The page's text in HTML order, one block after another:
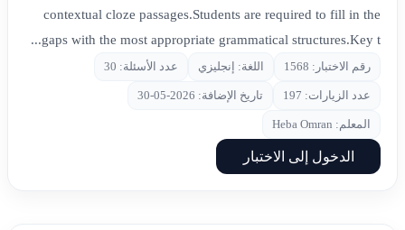
contextual cloze passages.Students are required to fill in the
gaps with the most appropriate grammatical structures.Key t...
رقم الاختبار: 1568 اللغة: إنجليزي عدد الأسئلة: 30
عدد الزيارات: 197 تاريخ الإضافة: 2026-05-30
المعلم: Heba Omran
الدخول إلى الاختبار